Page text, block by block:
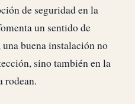
de seguridad en la
un sentido de
buena instalación no
sino también en la
rodean.